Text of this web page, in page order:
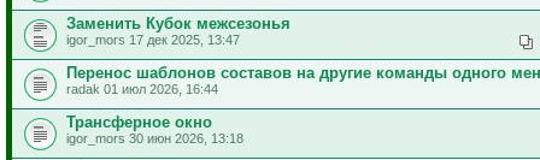
Заменить Кубок межсезонья
igor_mors 17 дек 2025, 13:47
Перенос шаблонов составов на другие команды одного
radak 01 июл 2026, 16:44
Трансферное окно
igor_mors 30 июн 2026, 13:18